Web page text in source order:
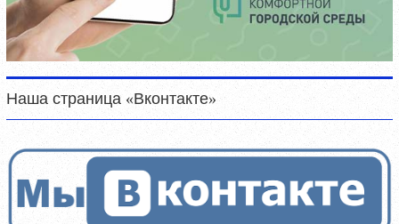
Наша страница «Вконтакте»